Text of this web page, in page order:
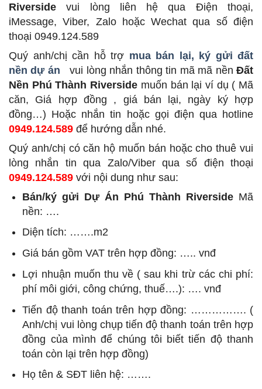
Riverside vui lòng liên hệ qua Điện thoại,
iMessage, Viber, Zalo hoặc Wechat qua số điện
thoại 0949.124.589
Quý anh/chị cần hỗ trợ mua bán lại, ký gửi đất
nền dự án
vui lòng nhắn thông tin mã mã nềnĐất
Nền Phú Thành Riverside muốn bán lại ví dụ ( Mã
căn, Giá hợp đồng , giá bán lại, ngày ký hợp
đồng…) Hoặc nhắn tin hoặc gọi điện qua hotline
0949.124.589 để hướng dẫn nhé.
Quý anh/chị có căn hộ muốn bán hoặc cho thuê vui
lòng nhắn tin qua Zalo/Viber qua số điện thoại
0949.124.589 với nội dung như sau:
Bán/ký gửi Dự Án Phú Thành Riverside Mã
nền: ….
Diện tích: …….m2
Giá bán gồm VAT trên hợp đồng: ….. vnđ
Lợi nhuận muốn thu về ( sau khi trừ các chi phí:
phí môi giới, công chứng, thuế….): …. vnđ
Tiến độ thanh toán trên hợp đồng: ……………. (
Anh/chị vui lòng chụp tiến độ thanh toán trên hợp
đồng của mình để chúng tôi biết tiến độ thanh
toán còn lại trên hợp đồng)
Họ tên & SĐT liên hệ: …….